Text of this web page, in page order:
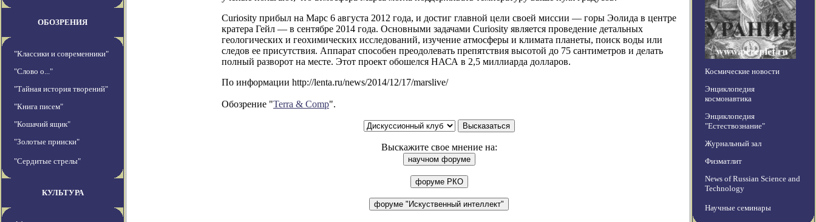
ОБОЗРЕНИЯ
"Классики и современники"
"Слово о..."
"Тайная история творений"
"Книга писем"
"Кошачий ящик"
"Золотые прииски"
"Сердитые стрелы"
КУЛЬТУРА
Curiosity прибыл на Марс 6 августа 2012 года, и достиг главной цели своей миссии — горы Эолида в центре
кратера Гейл — в сентябре 2014 года. Основными задачами Curiosity является проведение детальных
геологических и геохимических исследований, изучение атмосферы и климата планеты, поиск воды или
следов ее присутствия. Аппарат способен преодолевать препятствия высотой до 75 сантиметров и делать
полный разворот на месте. Этот проект обошелся НАСА в 2,5 миллиарда долларов.
По информации http://lenta.ru/news/2014/12/17/marslive/
Обозрение "Terra & Comp".
Выскажите свое мнение на:
Космические новости
Энциклопедия
космонавтика
Энциклопедия
"Естествознание"
Журнальный зал
Физматлит
News of Russian Science and
Technology
Научные семинары